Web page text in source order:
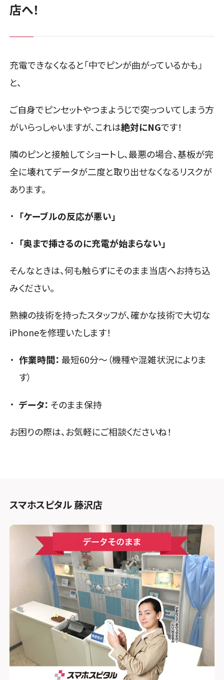
店へ！
充電できなくなると「中でピンが曲がっているかも」
と、
ご自身でピンセットやつまようじで突っついてしまう方
がいらっしゃいますが、これは絶対にNGです！
隣のピンと接触してショートし、最悪の場合、基板が完
全に壊れてデータが二度と取り出せなくなるリスクが
あります。
「ケーブルの反応が悪い」
「奥まで挿さるのに充電が始まらない」
そんなときは、何も触らずにそのまま当店へお持ち込
みください。
熟練の技術を持ったスタッフが、確かな技術で大切な
iPhoneを修理いたします！
作業時間： 最短60分〜（機種や混雑状況によりま
す）
データ： そのまま保持
お困りの際は、お気軽にご相談くださいね！
スマホスピタル 藤沢店